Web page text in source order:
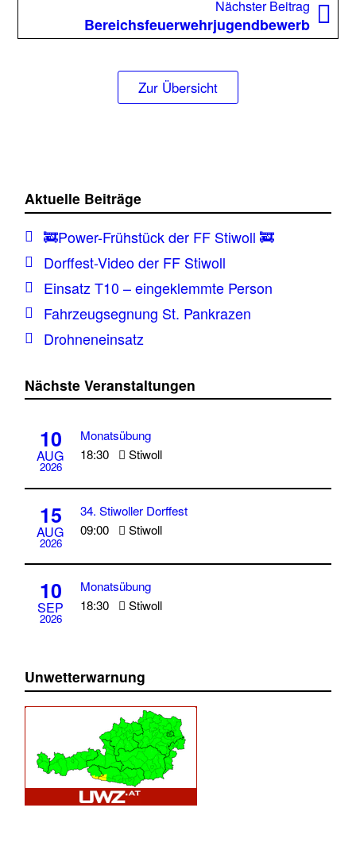
Nächster Beitrag
Bereichsfeuerwehrjugendbewerb
Zur Übersicht
Aktuelle Beiträge
🚒Power-Frühstück der FF Stiwoll 🚒
Dorffest-Video der FF Stiwoll
Einsatz T10 – eingeklemmte Person
Fahrzeugsegnung St. Pankrazen
Drohneneinsatz
Nächste Veranstaltungen
10
AUG
2026
Monatsübung
18:30
Stiwoll
15
AUG
2026
34. Stiwoller Dorffest
09:00
Stiwoll
10
SEP
2026
Monatsübung
18:30
Stiwoll
Unwetterwarnung